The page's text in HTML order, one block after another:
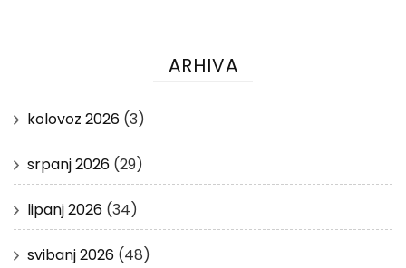
ARHIVA
kolovoz 2026 (3)
srpanj 2026 (29)
lipanj 2026 (34)
svibanj 2026 (48)